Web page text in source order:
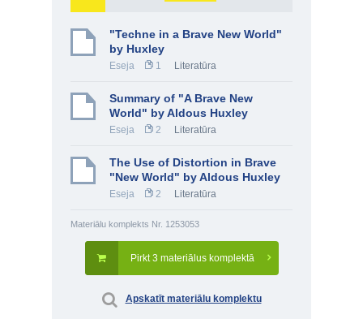
"Techne in a Brave New World"
by Huxley
Eseja 1 Literatūra
Summary of "A Brave New
World" by Aldous Huxley
Eseja 2 Literatūra
The Use of Distortion in Brave
"New World" by Aldous Huxley
Eseja 2 Literatūra
Materiālu komplekts Nr. 1253053
Pirkt 3 materiālus komplektā
Apskatīt materiālu komplektu